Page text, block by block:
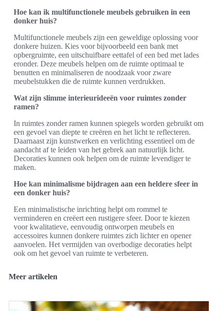
Hoe kan ik multifunctionele meubels gebruiken in een
donker huis?
Multifunctionele meubels zijn een geweldige oplossing voor
donkere huizen. Kies voor bijvoorbeeld een bank met
opbergruimte, een uitschuifbare eettafel of een bed met lades
eronder. Deze meubels helpen om de ruimte optimaal te
benutten en minimaliseren de noodzaak voor zware
meubelstukken die de ruimte kunnen verdrukken.
Wat zijn slimme interieurideeën voor ruimtes zonder
ramen?
In ruimtes zonder ramen kunnen spiegels worden gebruikt om
een gevoel van diepte te creëren en het licht te reflecteren.
Daarnaast zijn kunstwerken en verlichting essentieel om de
aandacht af te leiden van het gebrek aan natuurlijk licht.
Decoraties kunnen ook helpen om de ruimte levendiger te
maken.
Hoe kan minimalisme bijdragen aan een heldere sfeer in
een donker huis?
Een minimalistische inrichting helpt om rommel te
verminderen en creëert een rustigere sfeer. Door te kiezen
voor kwalitatieve, eenvoudig ontworpen meubels en
accessoires kunnen donkere ruimtes zich lichter en opener
aanvoelen. Het vermijden van overbodige decoraties helpt
ook om het gevoel van ruimte te verbeteren.
Meer artikelen